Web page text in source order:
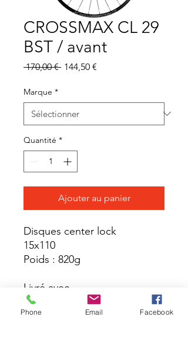
CROSSMAX CL 29
BST / avant
170,00 € Prix
144,50 €
Marque *
Quantité *
Ajouter au panier
Disques center lock
15x110
Poids : 820g
Livré avec
Guide utilisateur
Phone Email Facebook